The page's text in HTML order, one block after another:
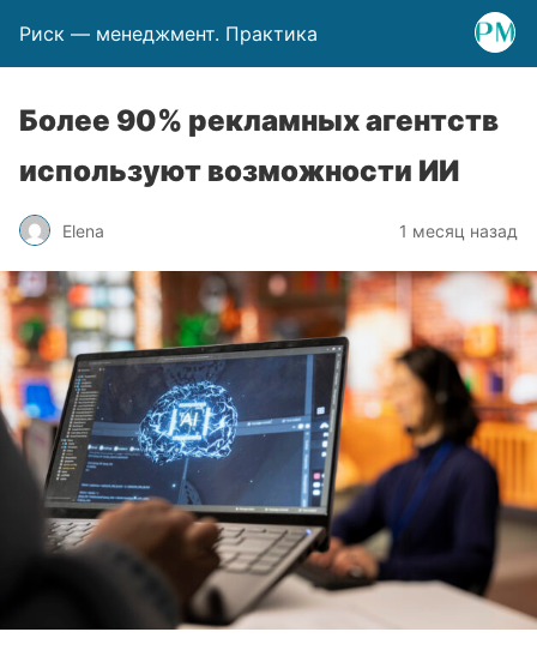
Риск — менеджмент. Практика
Более 90% рекламных агентств
используют возможности ИИ
Elena 1 месяц назад